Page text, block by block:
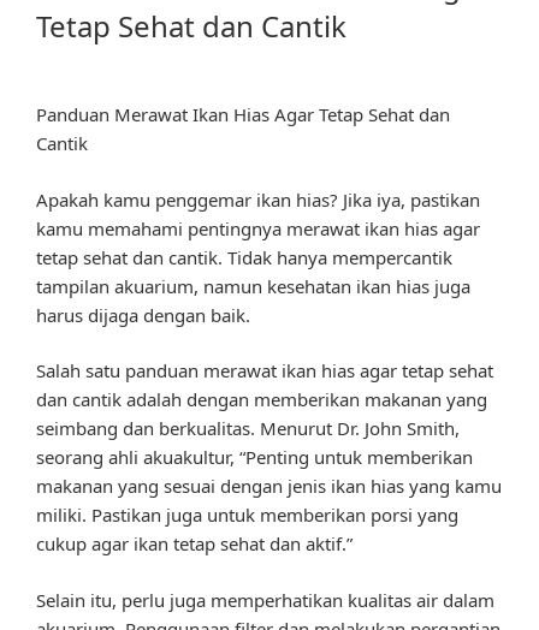
Tetap Sehat dan Cantik
Panduan Merawat Ikan Hias Agar Tetap Sehat dan
Cantik
Apakah kamu penggemar ikan hias? Jika iya, pastikan
kamu memahami pentingnya merawat ikan hias agar
tetap sehat dan cantik. Tidak hanya mempercantik
tampilan akuarium, namun kesehatan ikan hias juga
harus dijaga dengan baik.
Salah satu panduan merawat ikan hias agar tetap sehat
dan cantik adalah dengan memberikan makanan yang
seimbang dan berkualitas. Menurut Dr. John Smith,
seorang ahli akuakultur, “Penting untuk memberikan
makanan yang sesuai dengan jenis ikan hias yang kamu
miliki. Pastikan juga untuk memberikan porsi yang
cukup agar ikan tetap sehat dan aktif.”
Selain itu, perlu juga memperhatikan kualitas air dalam